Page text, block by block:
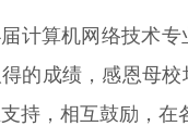
届计算机网络技术
的成绩，感恩母
持，相互鼓励，在